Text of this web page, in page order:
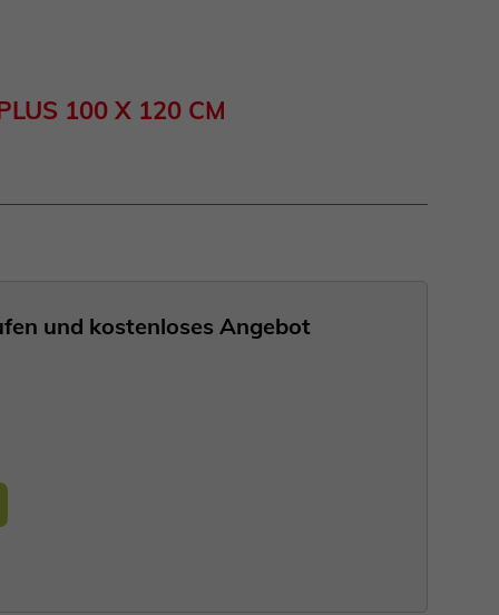
100 X 120 CM
und kostenloses Angebot